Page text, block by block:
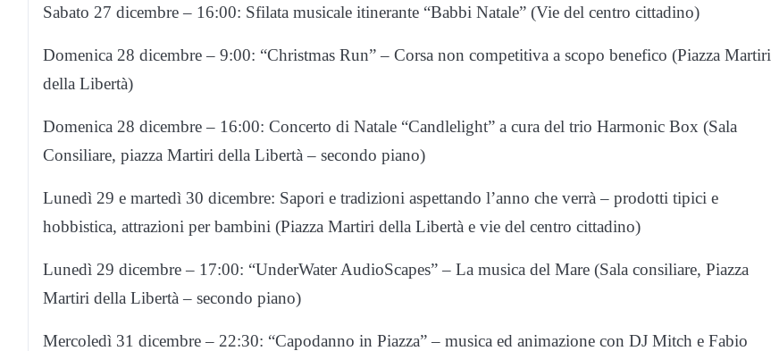
Sabato 27 dicembre – 16:00: Sfilata musicale itinerante “Babbi Natale” (Vie del centro cittadino)
Domenica 28 dicembre – 9:00: “Christmas Run” – Corsa non competitiva a scopo benefico (Piazza Martiri
della Libertà)
Domenica 28 dicembre – 16:00: Concerto di Natale “Candlelight” a cura del trio Harmonic Box (Sala
Consiliare, piazza Martiri della Libertà – secondo piano)
Lunedì 29 e martedì 30 dicembre: Sapori e tradizioni aspettando l’anno che verrà – prodotti tipici e
hobbistica, attrazioni per bambini (Piazza Martiri della Libertà e vie del centro cittadino)
Lunedì 29 dicembre – 17:00: “UnderWater AudioScapes” – La musica del Mare (Sala consiliare, Piazza
Martiri della Libertà – secondo piano)
Mercoledì 31 dicembre – 22:30: “Capodanno in Piazza” – musica ed animazione con DJ Mitch e Fabio